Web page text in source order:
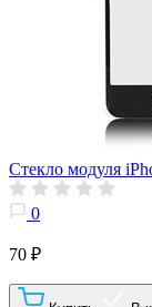
Стекло модуля
0
70 ₽